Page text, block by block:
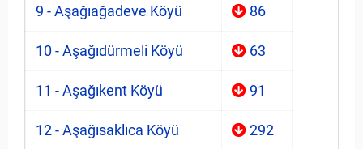
9 - Aşağıağadeve Köyü 86
10 - Aşağıdürmeli Köyü 63
11 - Aşağıkent Köyü 91
12 - Aşağısaklıca Köyü 292